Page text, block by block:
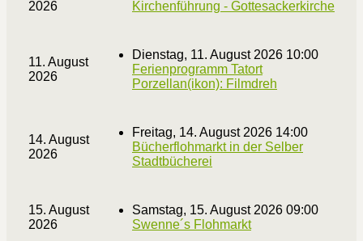
2026
Kirchenführung - Gottesackerkirche
11. August
2026
Dienstag, 11. August 2026 10:00
Ferienprogramm Tatort
Porzellan(ikon): Filmdreh
14. August
2026
Freitag, 14. August 2026 14:00
Bücherflohmarkt in der Selber
Stadtbücherei
15. August
2026
Samstag, 15. August 2026 09:00
Swenne´s Flohmarkt